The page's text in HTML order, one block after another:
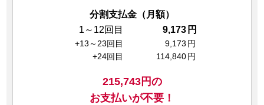
分割支払金（月額）
1～12回目
9,173 円
+13～23回目 9,173 円
+24回目
114,840 円
215,743円の
お支払いが不要！